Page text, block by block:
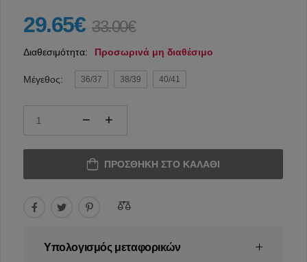
29.65€ 33.00€
Διαθεσιμότητα: Προσωρινά μη διαθέσιμο
Μέγεθος: 36/37 38/39 40/41
ΠΡΟΣΘΉΚΗ ΣΤΟ ΚΑΛΆΘΙ
Υπολογισμός μεταφορικών